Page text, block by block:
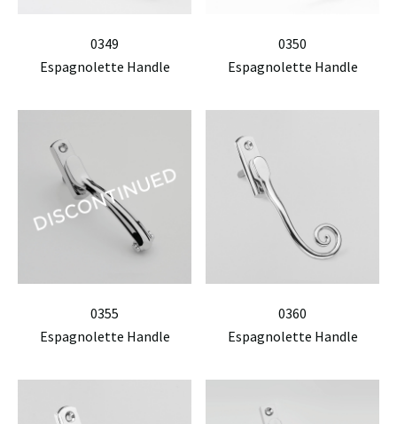
0349
Espagnolette Handle
0350
Espagnolette Handle
0355
Espagnolette Handle
0360
Espagnolette Handle